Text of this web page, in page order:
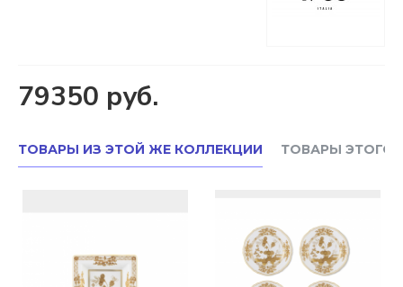
79350 руб.
ТОВАРЫ ИЗ ЭТОЙ ЖЕ КОЛЛЕКЦИИ ТОВАРЫ ЭТОГО